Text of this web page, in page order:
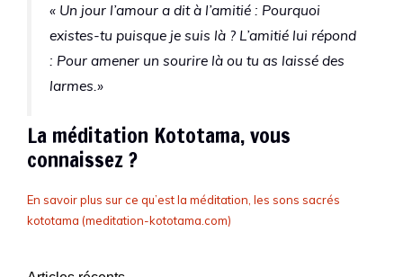
« Un jour l’amour a dit à l’amitié : Pourquoi
existes-tu puisque je suis là ? L’amitié lui répond
: Pour amener un sourire là ou tu as laissé des
larmes.»
La méditation Kototama, vous
connaissez ?
En savoir plus sur ce qu’est la méditation, les sons sacrés
kototama (meditation-kototama.com)